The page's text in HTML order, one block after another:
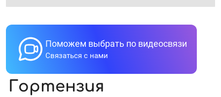
Поможем выбрать по видеосвязи
Связаться с нами
Гортензия